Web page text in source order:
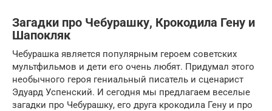
Загадки про Чебурашку, Крокодила Гену и
Шапокляк
Чебурашка является популярным героем советских
мультфильмов и дети его очень любят. Придумал этого
необычного героя гениальный писатель и сценарист
Эдуард Успенский. И сегодня мы предлагаем веселые
загадки про Чебурашку, его друга крокодила Гену и про